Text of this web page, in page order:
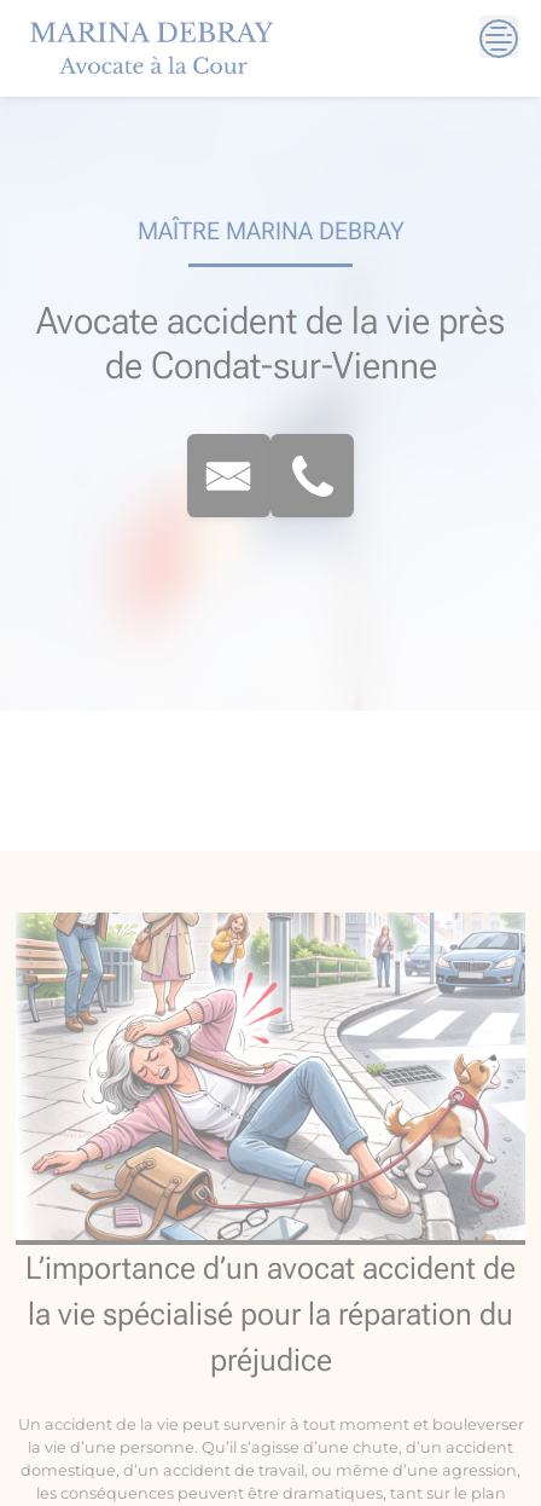
content
MAÎTRE MARINA DEBRAY
Avocate accident de la vie près
de Condat-sur-Vienne
L’importance d’un avocat accident de
la vie spécialisé pour la réparation du
préjudice
Un accident de la vie peut survenir à tout moment et bouleverser
la vie d’une personne. Qu’il s’agisse d’une chute, d’un accident
domestique, d’un accident de travail, ou même d’une agression,
les conséquences peuvent être dramatiques, tant sur le plan